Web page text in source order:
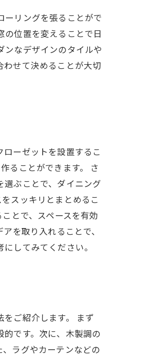
リングを張ることがで
位置を変えることで日
なデザインのタイルや
せて決めることが大切
ーゼットを設置するこ
ることができます。 さ
ぶことで、ダイニング
スッキリとまとめるこ
とで、スペースを有効
を取り入れることで、
してみてください。
ご紹介します。 まず
です。次に、木製調の
ラグやカーテンなどの